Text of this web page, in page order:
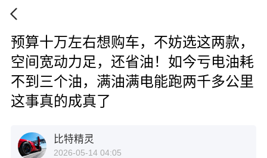
预算十万左右想购车，不妨选这两款，
空间宽动力足，还省油！如今亏电油耗
不到三个油，满油满电能跑两千多公里
这事真的成真了
比特精灵
2026-05-14 04:05